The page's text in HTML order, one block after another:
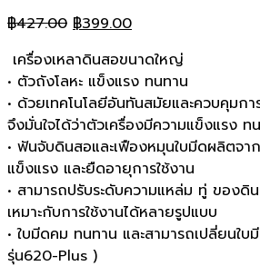
฿427.00 Original
was:
฿427.00.
฿399.00Current
is:
฿399.00.
เครื่องเหลาดินสอขนาดใหญ่
• ตัวถังโลหะ แข็งแรง ทนทาน
• ด้วยเทคโนโลยีอันทันสมัยและควบคุมก
จึงมั่นใจได้ว่าตัวเครื่องมีความแข็งแรง ท
• ฟันจับดินสอและเฟืองหมุนใบมีดผลิตจ
แข็งแรง และยืดอายุการใช้งาน
• สามารถปรับระดับความแหล่ม ทู่ ของดิ
เหมาะกับการใช้งานได้หลายรูปแบบ
• ใบมีดคม ทนทาน และสามารถเปลี่ยนใบ
รุ่น620-Plus )